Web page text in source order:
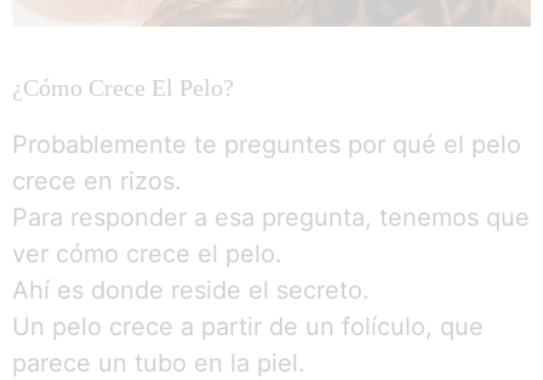
¿Cómo Crece El Pelo?
Probablemente te preguntes por qué el pelo
crece en rizos.
Para responder a esa pregunta, tenemos que
ver cómo crece el pelo.
Ahí es donde reside el secreto.
Un pelo crece a partir de un folículo, que
parece un tubo en la piel.